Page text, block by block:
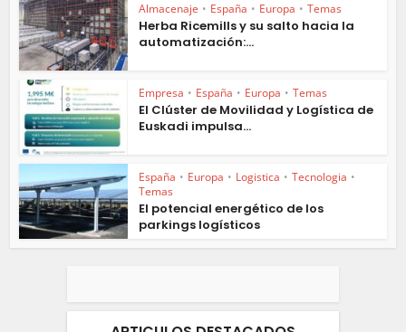
Almacenaje • España • Europa • Temas
Herba Ricemills y su salto hacia la
automatización:...
Empresa • España • Europa • Temas
El Clúster de Movilidad y Logística de
Euskadi impulsa...
España • Europa • Logistica • Tecnologia •
Temas
El potencial energético de los
parkings logísticos